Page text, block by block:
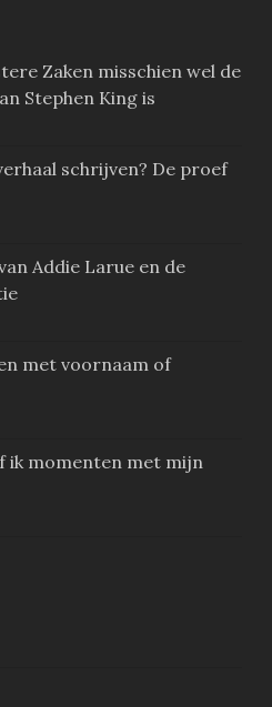
Zaken misschien wel de
Stephen King is
schrijven? De proef
Addie Larue en de
met voornaam of
ik momenten met mijn